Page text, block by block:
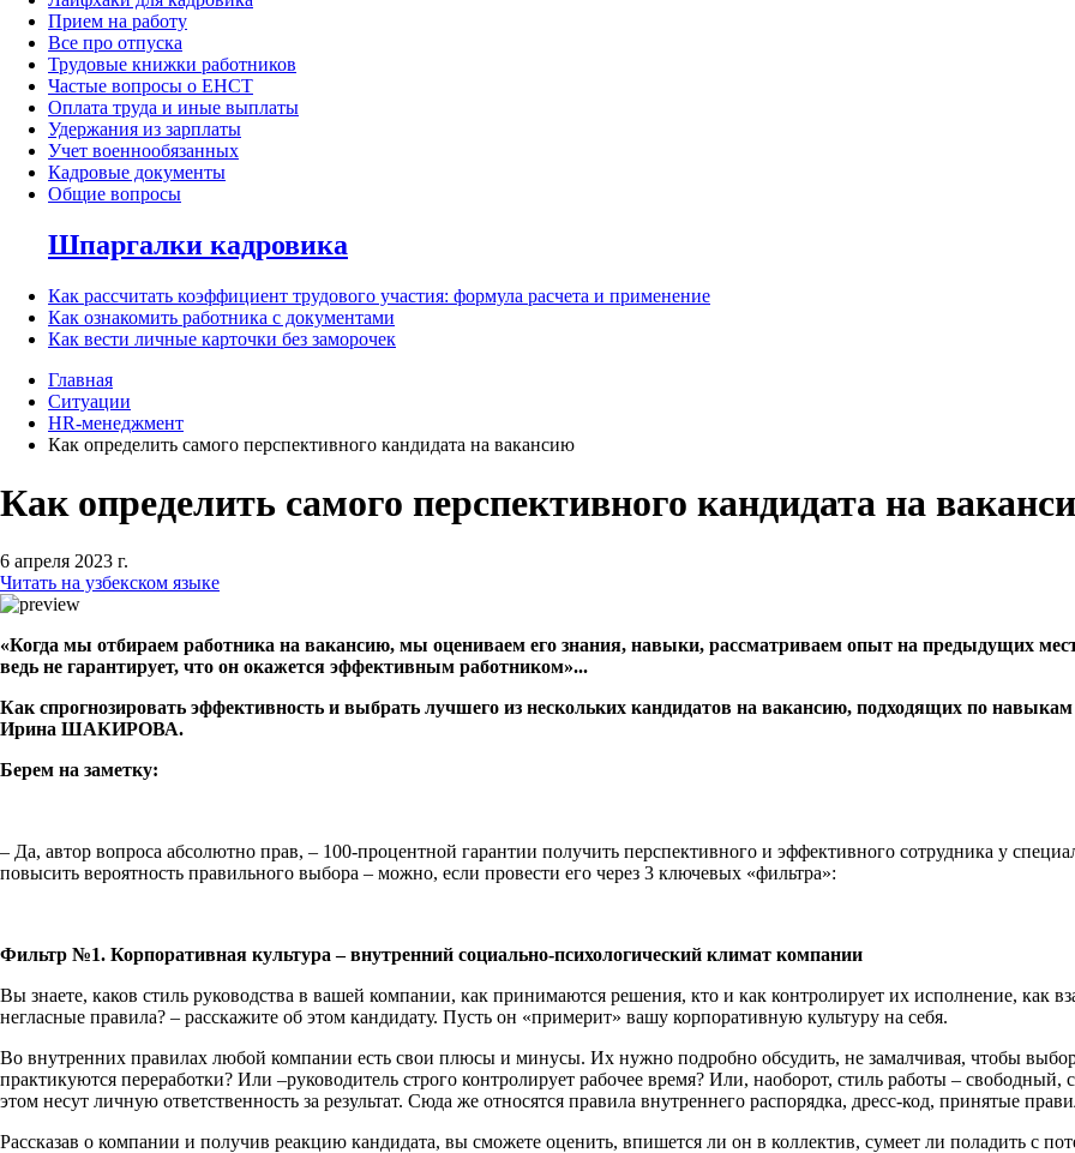
Прием на работу
Все про отпуска
Трудовые книжки работников
Частые вопросы о ЕНСТ
Оплата труда и иные выплаты
Удержания из зарплаты
Учет военнообязанных
Кадровые документы
Общие вопросы
Шпаргалки кадровика
Как рассчитать коэффициент трудового участия: формула расчета и применение
Как ознакомить работника с документами
Как вести личные карточки без заморочек
Главная
Ситуации
HR-менеджмент
Как определить самого перспективного кандидата на вакансию
Как определить самого перспективного кандидата на
6 апреля 2023 г.
Читать на узбекском языке
«Когда мы отбираем работника на вакансию, мы оцениваем его знания, навыки, рассматриваем опыт на предыдущих
ведь не гарантирует, что он окажется эффективным работником»...
Как спрогнозировать эффективность и выбрать лучшего из нескольких кандидатов на вакансию, подходящих по
Ирина ШАКИРОВА.
Берем на заметку:
– Да, автор вопроса абсолютно прав, – 100-процентной гарантии получить перспективного и эффективного сотрудника у
повысить вероятность правильного выбора – можно, если провести его через 3 ключевых «фильтра»:
Фильтр №1. Корпоративная культура – внутренний социально-психологический климат компании
Вы знаете, каков стиль руководства в вашей компании, как принимаются решения, кто и как контролирует их исполнение, как
негласные правила? – расскажите об этом кандидату. Пусть он «примерит» вашу корпоративную культуру на себя.
Во внутренних правилах любой компании есть свои плюсы и минусы. Их нужно подробно обсудить, не замалчивая, чтобы
практикуются переработки? Или –руководитель строго контролирует рабочее время? Или, наоборот, стиль работы –
этом несут личную ответственность за результат. Сюда же относятся правила внутреннего распорядка, дресс-код, принятые
Рассказав о компании и получив реакцию кандидата, вы сможете оценить, впишется ли он в коллектив, сумеет ли поладить с